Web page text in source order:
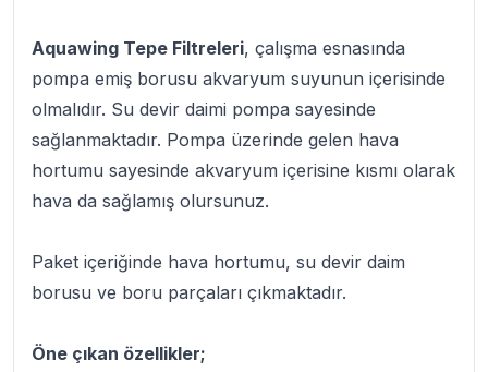
Aquawing Tepe Filtreleri, çalışma esnasında
pompa emiş borusu akvaryum suyunun içerisinde
olmalıdır. Su devir daimi pompa sayesinde
sağlanmaktadır. Pompa üzerinde gelen hava
hortumu sayesinde akvaryum içerisine kısmı olarak
hava da sağlamış olursunuz.
Paket içeriğinde hava hortumu, su devir daim
borusu ve boru parçaları çıkmaktadır.
Öne çıkan özellikler;